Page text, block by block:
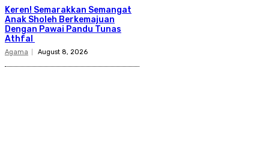
Keren! Semarakkan Semangat
Anak Sholeh Berkemajuan
Dengan Pawai Pandu Tunas
Athfal
Agama August 8, 2026